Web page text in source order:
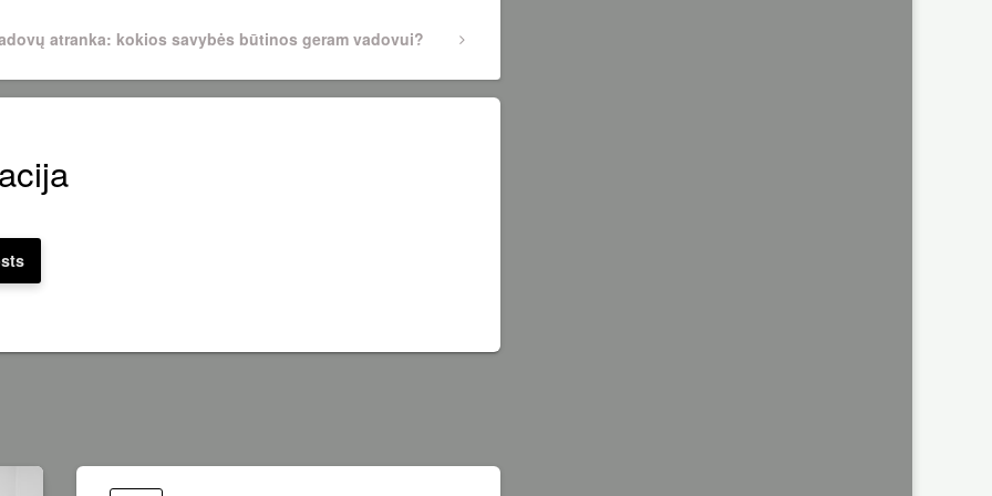
atranka: kokios savybės būtinos geram vadovui?